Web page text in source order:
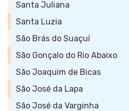
Santa Juliana
Santa Luzia
São Brás do Suaçuí
São Gonçalo do Rio Abaixo
São Joaquim de Bicas
São José da Lapa
São José da Varginha